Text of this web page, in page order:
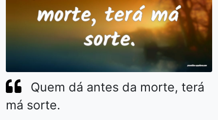
Quem dá antes da morte, terá
má sorte.